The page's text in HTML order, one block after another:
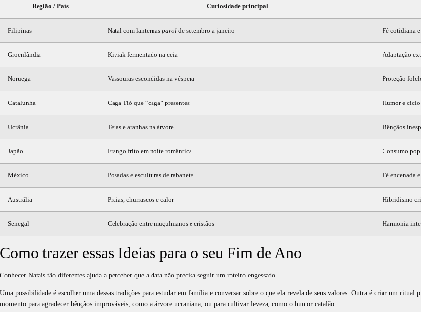
Região / País Curiosidade principal
Filipinas Natal com lanternas parol de setembro a janeiro Fé cotidiana
Groenlândia Kiviak fermentado na ceia Adaptação
Noruega Vassouras escondidas na véspera Proteção
Catalunha Caga Tió que “caga” presentes Humor e
Ucrânia Teias e aranhas na árvore Bênçãos
Japão Frango frito em noite romântica Consumo
México Posadas e esculturas de rabanete Fé encenada
Austrália Praias, churrascos e calor Hibridismo
Senegal Celebração entre muçulmanos e cristãos Harmonia
Como trazer essas Ideias para o seu Fim de Ano
Conhecer Natais tão diferentes ajuda a perceber que a data não precisa seguir um roteiro engessado.
Uma possibilidade é escolher uma dessas tradições para estudar em família e conversar sobre o que ela revela de seus valores. Outra é criar um
momento para agradecer bênçãos improváveis, como a árvore ucraniana, ou para cultivar leveza, como o humor catalão.